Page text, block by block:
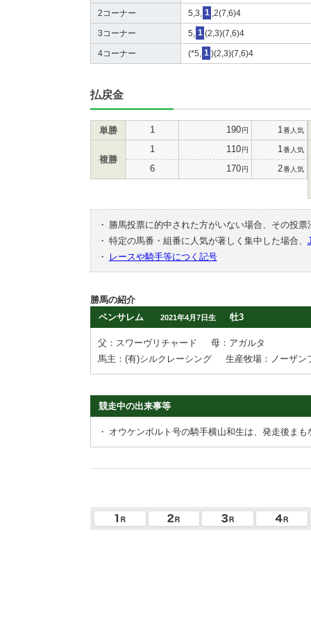
2コーナー 5,3, 1 ,2(7,6)4
3コーナー 5, 1 (2,3)(7,6)4
4コーナー (*5, 1 )(2,3)(7,6)4
払戻金
単勝 1 190円 1 番人気
複勝
1 110円 1 番人気
6 170円 2番人気
・
勝馬投票に的中された方がいない場合、その投
・ 特定の馬番・組番に人気が著しく集中した場合、
・
レースや騎手等につく記号
勝馬の紹介
ベンサレム
2021年4月7日生 牡3
父：スワーヴリチャード
母：アガルタ
馬主：(有)シルクレーシング
生産牧場：ノーザン
競走中の出来事等
・ オウケンボルト号の騎手横山和生は、発走後ま